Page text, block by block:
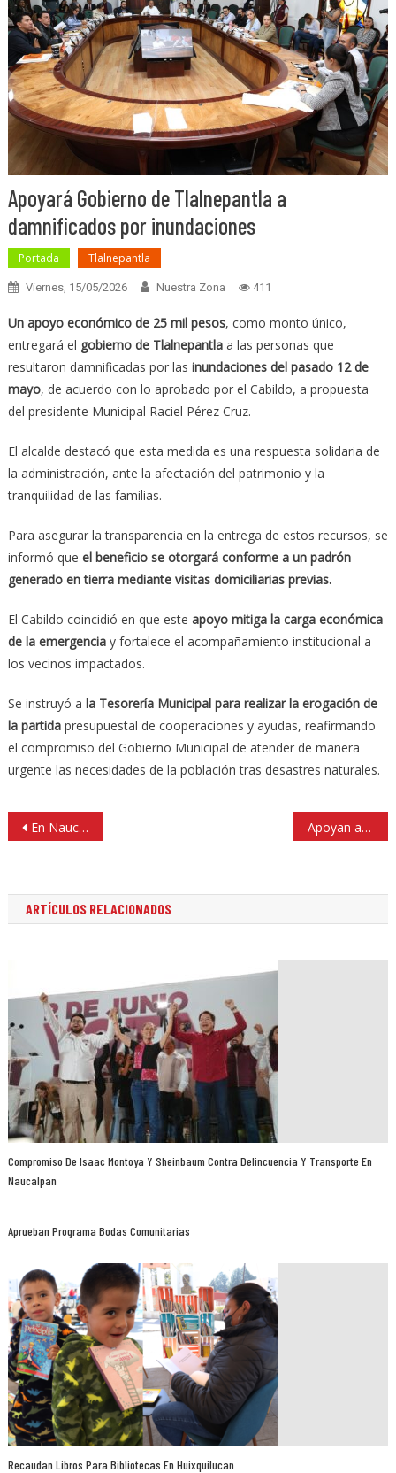
Apoyará Gobierno de Tlalnepantla a
damnificados por inundaciones
Portada Tlalnepantla
Viernes, 15/05/2026 Nuestra Zona 411
Un apoyo económico de 25 mil pesos, como monto único,
entregará el gobierno de Tlalnepantlaa las personas que
resultaron damnificadas por las inundaciones del pasado 12 de
mayo, de acuerdo con lo aprobado por el Cabildo, a propuesta
del presidente Municipal Raciel Pérez Cruz.
El alcalde destacó que esta medida es una respuesta solidaria de
la administración, ante la afectación del patrimonio y la
tranquilidad de las familias.
Para asegurar la transparencia en la entrega de estos recursos, se
informó que el beneficio se otorgará conforme a un padrón
generado en tierra mediante visitas domiciliarias previas.
El Cabildo coincidió en que este apoyo mitiga la carga económica
de la emergenciay fortalece el acompañamiento institucional a
los vecinos impactados.
Se instruyó a la Tesorería Municipal para realizar la erogación de
la partidapresupuestal de cooperaciones y ayudas, reafirmando
el compromiso del Gobierno Municipal de atender de manera
urgente las necesidades de la población tras desastres naturales.
Navegación
de
En Naucalpan elementos de la Guardia Municipal terminaron curso del Sistema Acusatorio Penal Apoyan a 18 familias afectadas por inundaciones en Tlalnepantla
ARTÍCULOS RELACIONADOS
Compromiso De Isaac Montoya Y Sheinbaum Contra Delincuencia Y Transporte En
Naucalpan
Aprueban Programa Bodas Comunitarias
Recaudan Libros Para Bibliotecas En Huixquilucan